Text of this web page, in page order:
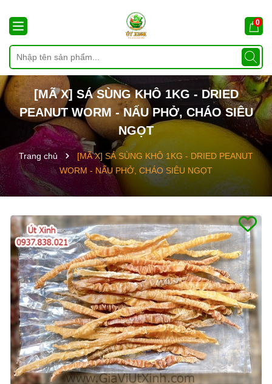
0
[MÃ X] SÁ SÙNG KHÔ 1KG - DRIED
PEANUT WORM - NẤU PHỞ, CHÁO SIÊU
NGỌT
Trang chủ
[MÃ X] SÁ SÙNG KHÔ 1KG - DRIED PEANUT
WORM - NẤU PHỞ, CHÁO SIÊU NGỌT